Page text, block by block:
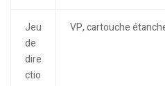
Jeu
de
dire
ctio
VP, cartouche